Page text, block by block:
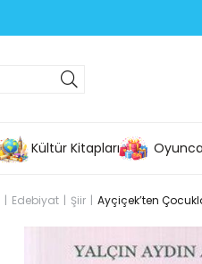
Kültür Kitapları
Edebiyat Şiir Ayçiçek’ten